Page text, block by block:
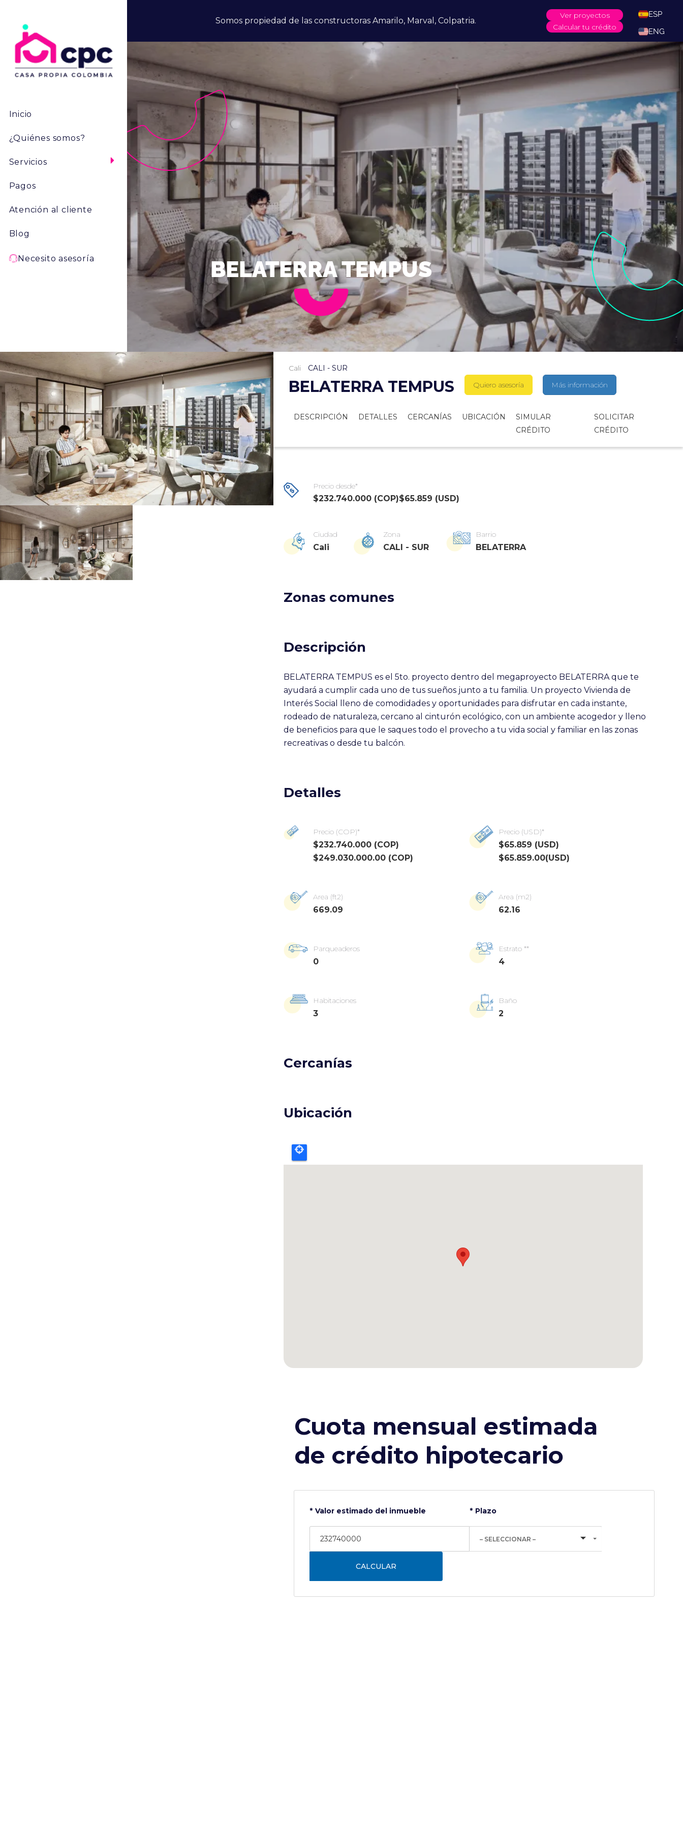
Somos propiedad de las constructoras Amarilo, Marval, Colpatria.
Ver proyectos
Calcular tu crédito
ESP
ENG
Menú Principal
Inicio
¿Quiénes somos?
Servicios
Pagos
Atención al cliente
Blog
Necesito asesoría BELATERRA TEMPUS
Cali CALI - SUR
BELATERRA TEMPUS Quiero asesoría Más información
DESCRIPCIÓN DETALLES CERCANÍAS UBICACIÓN
SIMULAR
CRÉDITO
SOLICITAR
CRÉDITO
Precio desde*
$232.740.000 (COP)$65.859 (USD)
Ciudad
Cali
Zona
CALI - SUR
Barrio
BELATERRA
Zonas comunes
Descripción
BELATERRA TEMPUS es el 5to. proyecto dentro del megaproyecto BELATERRA que te
ayudará a cumplir cada uno de tus sueños junto a tu familia. Un proyecto Vivienda de
Interés Social lleno de comodidades y oportunidades para disfrutar en cada instante,
rodeado de naturaleza, cercano al cinturón ecológico, con un ambiente acogedor y lleno
de beneficios para que le saques todo el provecho a tu vida social y familiar en las zonas
recreativas o desde tu balcón.
Detalles
Precio (COP)*
$232.740.000 (COP)
$249.030.000.00 (COP)
Precio (USD)*
$65.859 (USD)
$65.859.00(USD)
Area (ft2)
669.09
Area (m2)
62.16
Parqueaderos
0
Estrato **
4
Habitaciones
3
Baño
2
Cercanías
Ubicación
Cuota mensual estimada
de crédito hipotecario
Valor estimado del inmueble Plazo
– SELECCIONAR –
CALCULAR